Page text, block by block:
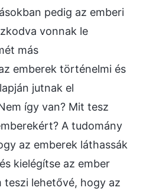
pedig az emberi
vonnak le
más
emberek történelmi és
jutnak el
így van? Mit tesz
A tudomány
az emberek láthassák
kielégítse az ember
teszi lehetővé, hogy az